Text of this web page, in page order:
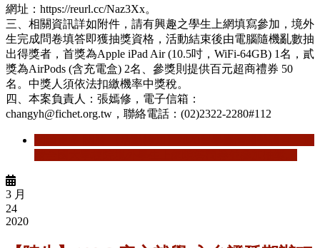
網址：https://reurl.cc/Naz3Xx。
三、相關資訊詳如附件，請有興趣之學生上網填寫參加，境外
生完成問卷填答即獲抽獎資格，活動結束後由電腦隨機亂數抽
出得獎者，首獎為Apple iPad Air (10.5吋，WiFi-64GB) 1名，貳
獎為AirPods (含充電盒) 2名、參獎則提供百元超商禮券 50
名。中獎人須依法扣繳機率中獎稅。
四、本案負責人：張嫣修，電子信箱：
changyh@fichet.org.tw，聯絡電話：(02)2322-2280#112
3 月
24
2020